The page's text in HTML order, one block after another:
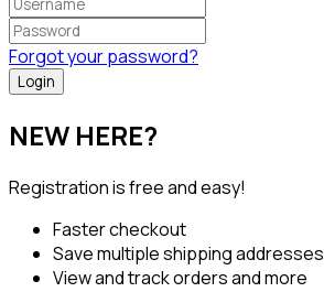
Forgot your password?
NEW HERE?
Registration is free and easy!
Faster checkout
Save multiple shipping addresses
View and track orders and more